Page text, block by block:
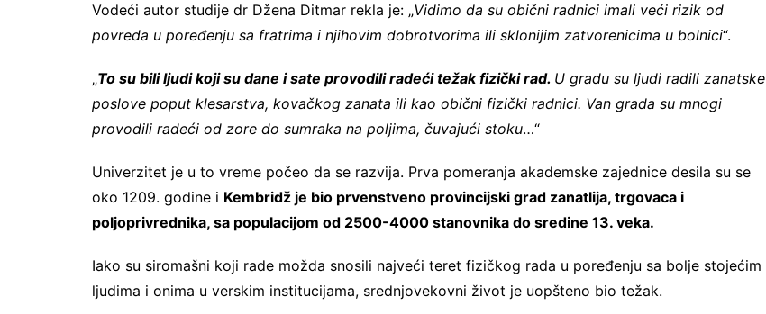
Vodeći autor studije dr Džena Ditmar rekla je: „Vidimo da su obični radnici imali veći rizik od
povreda u poređenju sa fratrima i njihovim dobrotvorima ili sklonijim zatvorenicima u bolnici“.
„To su bili ljudi koji su dane i sate provodili radeći težak fizički rad. U gradu su ljudi radili zanatske
poslove poput klesarstva, kovačkog zanata ili kao obični fizički radnici. Van grada su mnogi
provodili radeći od zore do sumraka na poljima, čuvajući stoku…“
Univerzitet je u to vreme počeo da se razvija. Prva pomeranja akademske zajednice desila su se
oko 1209. godine i Kembridž je bio prvenstveno provincijski grad zanatlija, trgovaca i
poljoprivrednika, sa populacijom od 2500-4000 stanovnika do sredine 13. veka.
Iako su siromašni koji rade možda snosili najveći teret fizičkog rada u poređenju sa bolje stojećim
ljudima i onima u verskim institucijama, srednjovekovni život je uopšteno bio težak.
Registrujte se na Sve o
arheologiji
mejl listu i svake srede u 12h
saznajte najnovije vesti iz sveta